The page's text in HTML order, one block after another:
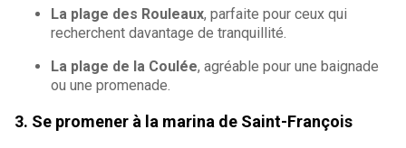
La plage des Rouleaux, parfaite pour ceux qui
recherchent davantage de tranquillité.
La plage de la Coulée, agréable pour une baignade
ou une promenade.
3. Se promener à la marina de Saint-François